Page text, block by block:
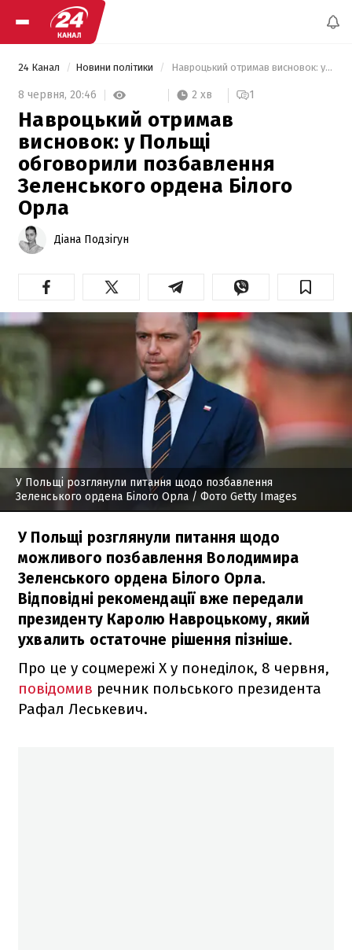
24 Канал Новини політики Навроцький отримав висновок: у Польщі обговорили позбавлення Зеленського ордена Білого Орла
8 червня, 20:46 2 хв 1
Навроцький отримав
висновок: у Польщі
обговорили позбавлення
Зеленського ордена Білого
Орла
Діана Подзігун
У Польщі розглянули питання щодо позбавлення
Зеленського ордена Білого Орла / Фото Getty Images
У Польщі розглянули питання щодо
можливого позбавлення Володимира
Зеленського ордена Білого Орла.
Відповідні рекомендації вже передали
президенту Каролю Навроцькому, який
ухвалить остаточне рішення пізніше.
Про це у соцмережі X у понеділок, 8 червня,
повідомив речник польського президента
Рафал Леськевич.